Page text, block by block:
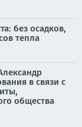
без осадков,
тепла
в связи с
общества